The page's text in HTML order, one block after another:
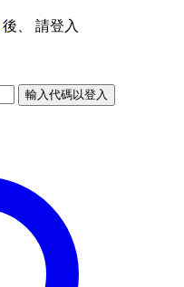
後、 請登入
輸入代碼以登入